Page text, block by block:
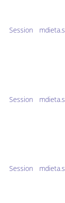
Session
Session
Session